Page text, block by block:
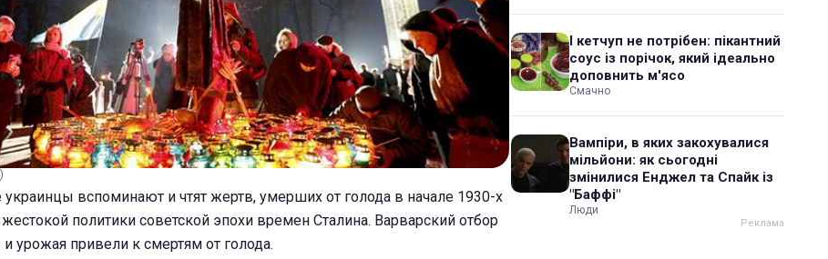
украинцы вспоминают и чтят жертв, умерших от голода в начале 1930-х
жестокой политики советской эпохи времен Сталина. Варварский отбор
урожая привели к смертям от голода.
І кетчуп не потрібен: пікантний
соус із порічок, який ідеально
доповнить м'ясо
Смачно
Вампіри, в яких закохувалися
мільйони: як сьогодні
змінилися Енджел та Спайк із
"Баффі"
Люди